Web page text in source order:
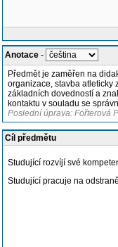
Anotace -
Předmět je zaměřen na
organizace, stavba atleticky
základních dovedností a
kontaktu v souladu se
Poslední úprava: Fořterová
Cíl předmětu
Studující rozvíjí své
Studující pracuje na